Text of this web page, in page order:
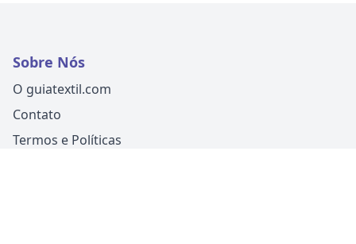
Sobre Nós
O guiatextil.com
Contato
Termos e Políticas